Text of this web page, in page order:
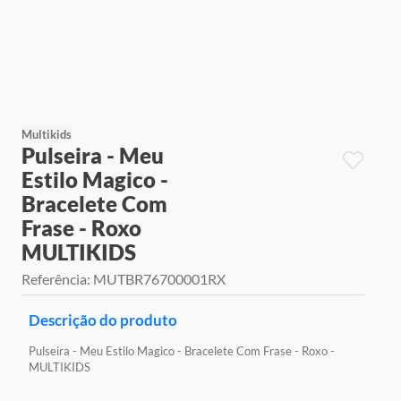
Multikids
Pulseira - Meu
Estilo Magico -
Bracelete Com
Frase - Roxo
MULTIKIDS
Referência: MUTBR76700001RX
Descrição do produto
Pulseira - Meu Estilo Magico - Bracelete Com Frase - Roxo -
MULTIKIDS